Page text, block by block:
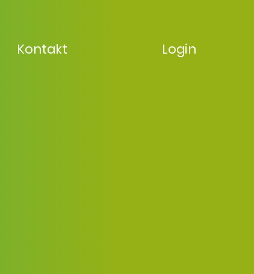
Kontakt Login